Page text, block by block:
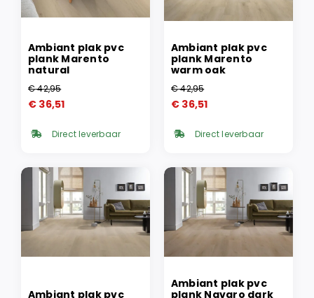
Ambiant plak pvc
plank Marento
natural
€42,95
Oorspronkelijke
was:
€ 36,51
Huidige
is: Direct leverbaar
Ambiant plak pvc
plank Marento
warm oak
€42,95
Oorspronkelijke
was:
€ 36,51
Huidige
is: Direct leverbaar
Ambiant plak pvc
Ambiant plak pvc
plank Navaro dark